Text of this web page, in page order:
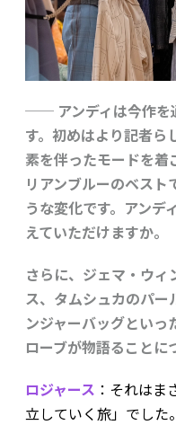
── アンディは今作を
す。初めはより記者ら
素を伴ったモードを着
リアンブルーのベス
うな変化です。アンデ
えていただけますか。
さらに、ジェマ・ウ
ス、タムシュカのパー
ンジャーバッグといっ
ローブが物語ることに
ロジャース ：それは
立していく旅」でした